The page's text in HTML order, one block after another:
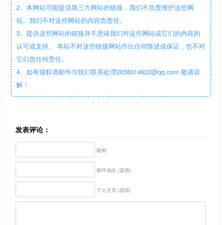
2、本网站可能提供第三方网站的链接，我们不负责维护这些网
站。我们不对这些网站的内容负责任。
3、提供这些网站的链接并不意味我们对这些网站或它们的内容的
认可或支持。 本站不对这些链接网站作出任何陈述或保证，也不对
它们负任何责任。
4、如有侵权请邮件与我们联系处理2658014622@qq.com 敬请谅
解！
发表评论：
昵称
邮件地址 (选填)
个人主页 (选填)